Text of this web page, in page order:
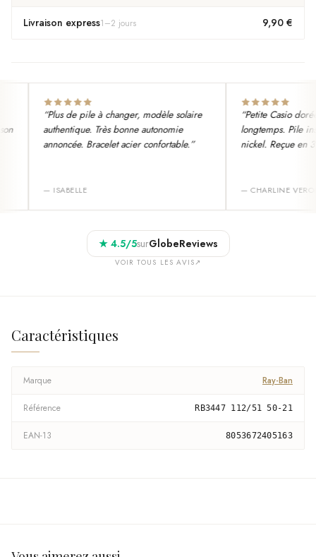
Livraison express1–2 jours 9,90 €
Plus de pile à changer, modèle solaire
authentique. Très bonne autonomie
annoncée. Bracelet acier confortable.”
—ISABELLE
Petite Casio
longtemps. Pile
nickel. Reçue en 3
—CHARLINE VERON
★ 4.5/5surGlobeReviews
VOIR TOUS LES AVIS↗
Caractéristiques
Marque Ray-Ban
Référence RB3447 112/51 50-21
EAN-13 8053672405163